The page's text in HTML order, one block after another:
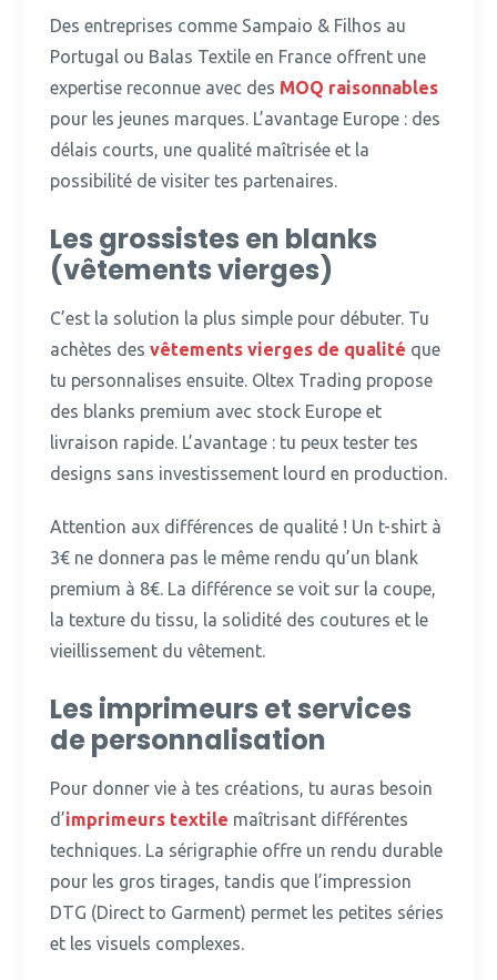
Des entreprises comme Sampaio & Filhos au
Portugal ou Balas Textile en France offrent une
expertise reconnue avec des MOQ raisonnables
pour les jeunes marques. L’avantage Europe : des
délais courts, une qualité maîtrisée et la
possibilité de visiter tes partenaires.
Les grossistes en blanks
(vêtements vierges)
C’est la solution la plus simple pour débuter. Tu
achètes des vêtements vierges de qualité que
tu personnalises ensuite. Oltex Trading propose
des blanks premium avec stock Europe et
livraison rapide. L’avantage : tu peux tester tes
designs sans investissement lourd en production.
Attention aux différences de qualité ! Un t-shirt à
3€ ne donnera pas le même rendu qu’un blank
premium à 8€. La différence se voit sur la coupe,
la texture du tissu, la solidité des coutures et le
vieillissement du vêtement.
Les imprimeurs et services
de personnalisation
Pour donner vie à tes créations, tu auras besoin
d’imprimeurs textile maîtrisant différentes
techniques. La sérigraphie offre un rendu durable
pour les gros tirages, tandis que l’impression
DTG (Direct to Garment) permet les petites séries
et les visuels complexes.